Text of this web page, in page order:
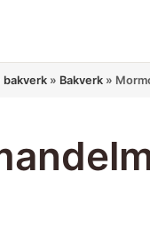
bakverk » Bakverk »